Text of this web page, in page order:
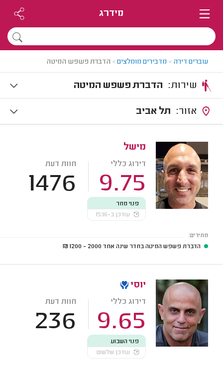
מידרג
עוברים דירה > מדבירים מומלצים> הדברת פשפש המיטה
הדברת פשפש המיטה
תל אביב
מישל
דירוג כללי
9.75
חוות דעת
1476
פנוי מחר
עודכן ב-15:16
מחירים:
הדברת פשפש המיטה בחדר שינה אחד 2000 - 1200
₪
יוסי
דירוג כללי
9.65
חוות דעת
236
פנוי השבוע
עודכן שלשום